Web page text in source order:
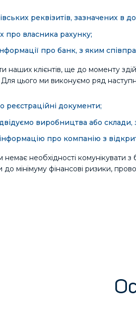
реквізитів, зазначених в
про власника рахунку;
про банк, з яким
наших клієнтів, ще до моменту
Для цього ми виконуємо ряд
реєстраційні документи;
виробництва або
інформацію про компанію з
немає необхідності
до мінімуму фінансові ризики,